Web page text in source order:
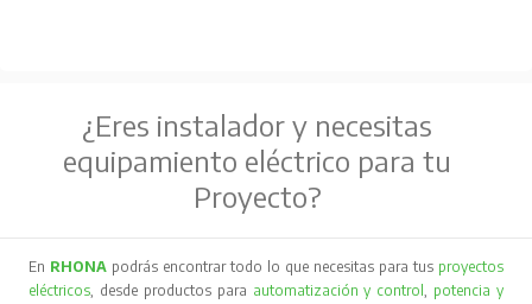
¿Eres instalador y necesitas
equipamiento eléctrico para tu
Proyecto?
En RHONA podrás encontrar todo lo que necesitas para tus proyectos
eléctricos, desde productos para automatización y control, potencia y